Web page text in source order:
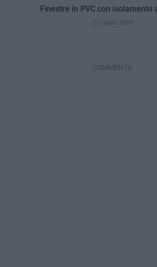
Finestre in PVC con isolamento
27 Luglio 2026
COMMENTA